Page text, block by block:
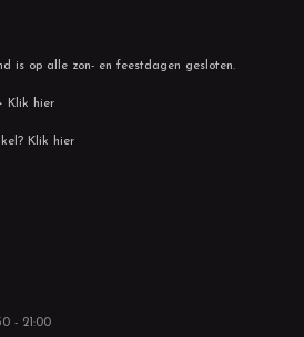
is op alle zon- en feestdagen gesloten.
Klik hier
Klik hier
- 21:00